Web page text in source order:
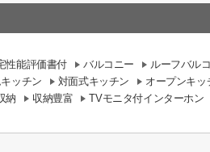
性能評価書付 バルコニー ルーフバル
ッチン 対面式キッチン オープンキッ
納 収納豊富 TVモニタ付インターホン